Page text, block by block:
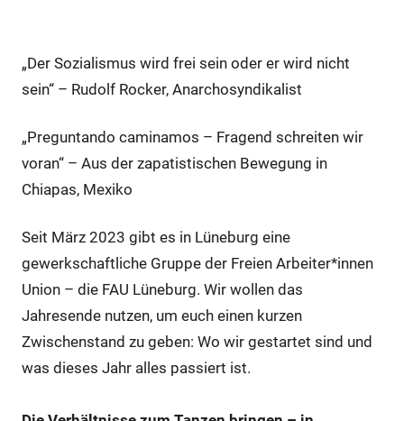
„Der Sozialismus wird frei sein oder er wird nicht
sein“ – Rudolf Rocker, Anarchosyndikalist
„Preguntando caminamos – Fragend schreiten wir
voran“ – Aus der zapatistischen Bewegung in
Chiapas, Mexiko
Seit März 2023 gibt es in Lüneburg eine
gewerkschaftliche Gruppe der Freien Arbeiter*innen
Union – die FAU Lüneburg. Wir wollen das
Jahresende nutzen, um euch einen kurzen
Zwischenstand zu geben: Wo wir gestartet sind und
was dieses Jahr alles passiert ist.